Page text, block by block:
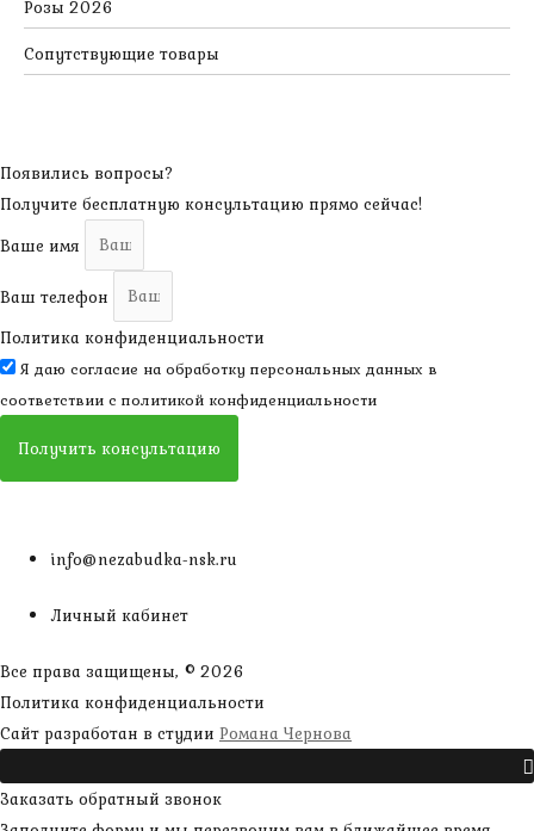
Розы 2026
Сопутствующие товары
Появились вопросы?
Получите бесплатную консультацию прямо сейчас!
Ваше имя
Ваш телефон
Политика конфиденциальности
Я даю согласие на обработку персональных данных в
соответствии с политикой конфиденциальности
Получить консультацию
info@nezabudka-nsk.ru
Личный кабинет
Все права защищены, © 2026
Политика конфиденциальности
Сайт разработан в студии Романа Чернова
Заказать обратный звонок